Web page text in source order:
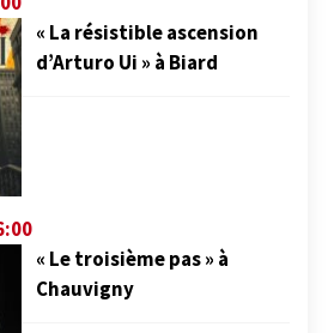
« La résistible ascension
d’Arturo Ui » à Biard
« Le troisième pas » à
Chauvigny